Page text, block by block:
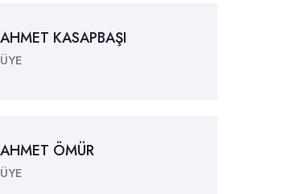
AHMET KASAPBAŞI
ÜYE
AHMET ÖMÜR
ÜYE